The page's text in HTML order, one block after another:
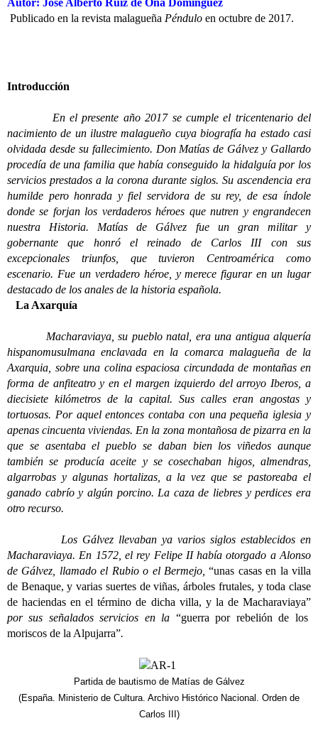
Autor: José Alberto Ruiz de Oña Domínguez
Publicado en la revista malagueña Péndulo en octubre de 2017.
Introducción
En el presente año 2017 se cumple el tricentenario del
nacimiento de un ilustre malagueño cuya biografía ha estado casi
olvidada desde su fallecimiento. Don Matías de Gálvez y Gallardo
procedía de una familia que había conseguido la hidalguía por los
servicios prestados a la corona durante siglos. Su ascendencia era
humilde pero honrada y fiel servidora de su rey, de esa índole
donde se forjan los verdaderos héroes que nutren y engrandecen
nuestra Historia. Matías de Gálvez fue un gran militar y
gobernante que honró el reinado de Carlos III con sus
excepcionales triunfos, que tuvieron Centroamérica como
escenario. Fue un verdadero héroe, y merece figurar en un lugar
destacado de los anales de la historia española.
La Axarquía
Macharaviaya, su pueblo natal, era una antigua alquería
hispanomusulmana enclavada en la comarca malagueña de la
Axarquia, sobre una colina espaciosa circundada de montañas en
forma de anfiteatro y en el margen izquierdo del arroyo Iberos, a
diecisiete kilómetros de la capital. Sus calles eran angostas y
tortuosas. Por aquel entonces contaba con una pequeña iglesia y
apenas cincuenta viviendas. En la zona montañosa de pizarra en la
que se asentaba el pueblo se daban bien los viñedos aunque
también se producía aceite y se cosechaban higos, almendras,
algarrobas y algunas hortalizas, a la vez que se pastoreaba el
ganado cabrío y algún porcino. La caza de liebres y perdices era
otro recurso.
Los Gálvez llevaban ya varios siglos establecidos en
Macharaviaya. En 1572, el rey Felipe II había otorgado a Alonso
de Gálvez, llamado el Rubio o el Bermejo,“unas casas en la villa
de Benaque, y varias suertes de viñas, árboles frutales, y toda clase
de haciendas en el término de dicha villa, y la de Macharaviaya”
por sus señalados servicios en la “guerra por rebelión de los
moriscos de la Alpujarra”.
Partida de bautismo de Matías de Gálvez
(España. Ministerio de Cultura. Archivo Histórico Nacional. Orden de
Carlos III)